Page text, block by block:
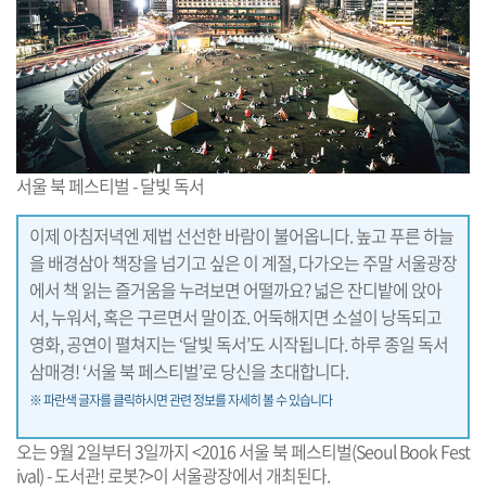
서울 북 페스티벌 - 달빛 독서
이제 아침저녁엔 제법 선선한 바람이 불어옵니다. 높고 푸른 하늘
을 배경삼아 책장을 넘기고 싶은 이 계절, 다가오는 주말 서울광장
에서 책 읽는 즐거움을 누려보면 어떨까요? 넓은 잔디밭에 앉아
서, 누워서, 혹은 구르면서 말이죠. 어둑해지면 소설이 낭독되고
영화, 공연이 펼쳐지는 ‘달빛 독서’도 시작됩니다. 하루 종일 독서
삼매경! ‘서울 북 페스티벌’로 당신을 초대합니다.
※ 파란색 글자를 클릭하시면 관련 정보를 자세히 볼 수 있습니다
오는 9월 2일부터 3일까지 <2016 서울 북 페스티벌(Seoul Book Fest
ival) - 도서관! 로봇?>이 서울광장에서 개최된다.